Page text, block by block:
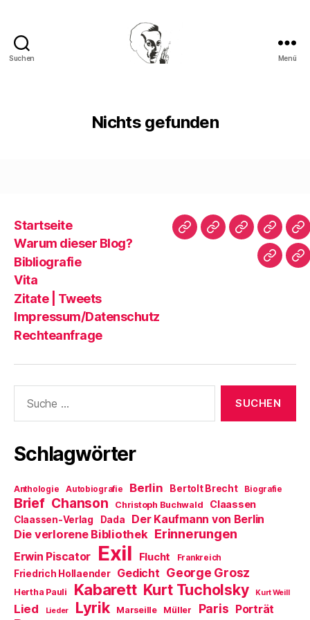
Suchen Menü
Nichts gefunden
Startseite
Warum dieser Blog?
Bibliografie
Vita
Zitate | Tweets
Impressum/Datenschutz
Rechteanfrage
Startseite
WarumBibliografie
Vita
|
nach:
Schlagwörter
Anthologie Autobiografie Berlin Bertolt Brecht Biografie
Brief Chanson Christoph Buchwald Claassen
Claassen-Verlag Dada Der Kaufmann von Berlin
Die verlorene Bibliothek Erinnerungen
Erwin Piscator Exil Flucht Frankreich
Friedrich Hollaender Gedicht George Grosz
Hertha Pauli Kabarett Kurt Tucholsky Kurt Weill
Lied Lieder Lyrik Marseille Müller Paris Porträt